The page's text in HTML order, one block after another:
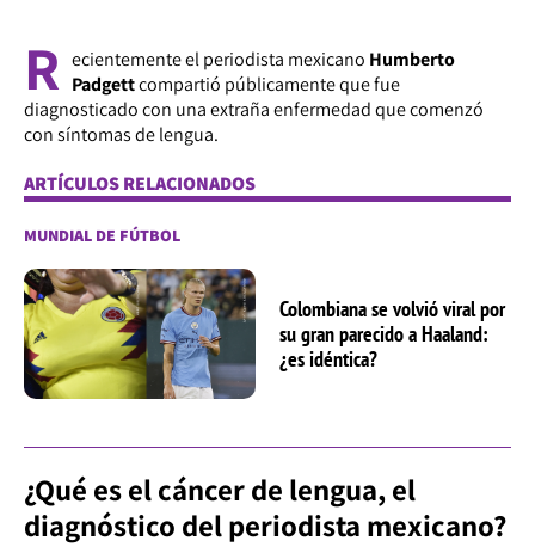
R ecientemente el periodista mexicano Humberto
Padgettcompartió públicamente que fue
diagnosticado con una extraña enfermedad que comenzó
con síntomas de lengua.
ARTÍCULOS RELACIONADOS
MUNDIAL DE FÚTBOL
Colombiana se volvió viral por
su gran parecido a Haaland:
¿es idéntica?
¿Qué es el cáncer de lengua, el
diagnóstico del periodista mexicano?